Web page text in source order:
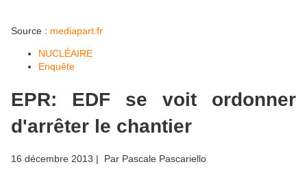
Source : mediapart.fr
NUCLÉAIRE
Enquête
EPR: EDF se voit ordonner
d'arrêter le chantier
16 décembre 2013 | Par Pascale Pascariello